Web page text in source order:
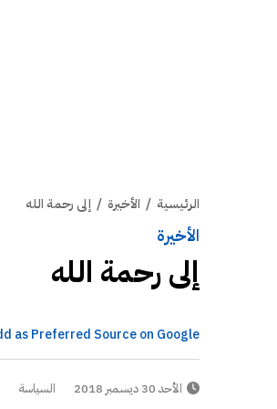
الرئيسية / الأخيرة / إلى رحمة الله
الأخيرة
إلى رحمة الله
as Preferred Source on Google
الأحد 30 ديسمبر 2018 السياسة